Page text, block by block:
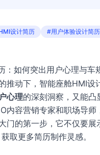
设计简历 #用户体验设计简历
：如何突出用户心理与车
推动下，智能座舱HMI
心理的深刻洞察，又能凸
内容营销专家和职场导
门的第一步，它不仅要
获取更多简历制作灵感。